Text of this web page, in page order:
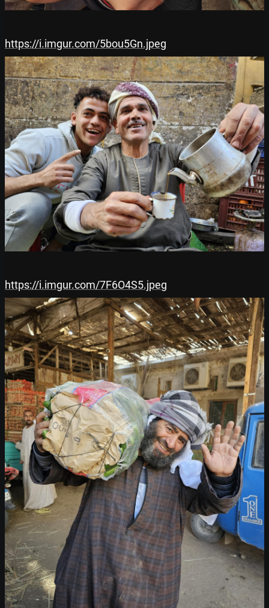
https://i.imgur.com/5bou5Gn.jpeg
https://i.imgur.com/7F6O4S5.jpeg